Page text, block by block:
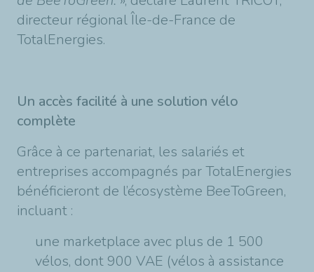
directeur régional Île-de-France de
TotalEnergies.
Un accès facilité à une solution vélo
complète
Grâce à ce partenariat, les salariés et
entreprises accompagnés par TotalEnergies
bénéficieront de l’écosystème BeeToGreen,
incluant :
une marketplace avec plus de 1 500
vélos, dont 900 VAE (vélos à assistance